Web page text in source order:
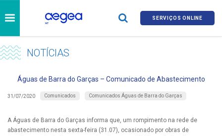
SERVIÇOS ONLINE
NOTÍCIAS
Águas de Barra do Garças – Comunicado de Abastecimento
31/07/2020 Comunicados Comunicados Águas de Barra do Garças
A Águas de Barra do Garças informa que, um rompimento na rede de
abastecimento nesta sexta-feira (31.07), ocasionado por obras de